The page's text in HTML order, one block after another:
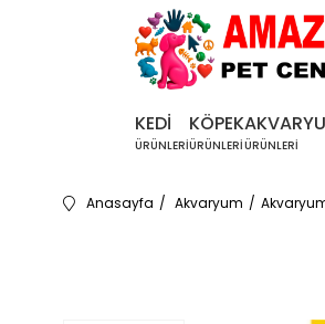
KEDİ
ÜRÜNLERİ
KÖPEK
ÜRÜNLERİÜRÜNLERİ
Anasayfa Akvaryum